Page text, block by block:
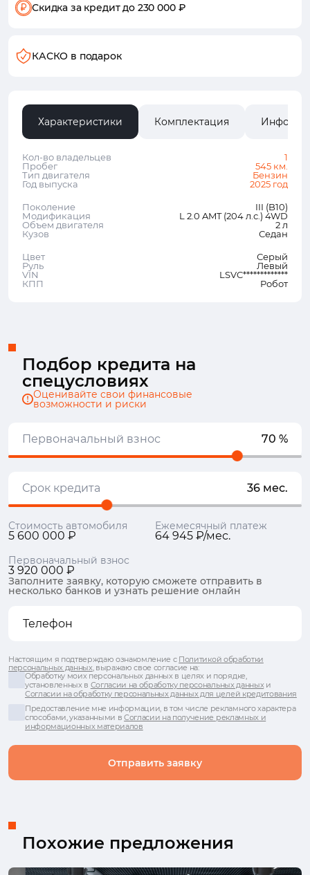
Скидка за кредитдо 230 000 ₽
КАСКО в подарок
Характеристики Комплектация
Кол-во владельцев
1
Пробег
545 км.
Тип двигателя
Бензин
Год выпуска
2025 год
Поколение
III (B10)
Модификация
L 2.0 AMT (204 л.с.) 4WD
Объем двигателя
2 л
Кузов
Седан
Цвет
Серый
Руль
Левый
VIN
LSVC*************
КПП
Робот
Подбор кредита на
спецусловиях
Оценивайте свои финансовые
возможности и риски
Первоначальный взнос 70 %
Срок кредита 36 мес.
Стоимость автомобиля
5 600 000 ₽
Ежемесячный платеж
64 945 ₽/мес.
Первоначальный взнос
3 920 000 ₽
Заполните заявку, которую сможете отправить в
несколько банков и узнать решение онлайн
Отправить заявку
Настоящим я подтверждаю ознакомление с Политикой обработки
персональных данных, выражаю свое согласие на:
Обработку моих персональных данных в целях и порядке,
установленных в Согласии на обработку персональных данныхи
Согласии на обработку персональных данных для целей кредитования
Предоставление мне информации, в том числе рекламного характера
способами, указанными вСогласии на получение рекламных и
информационных материалов
Похожие предложения